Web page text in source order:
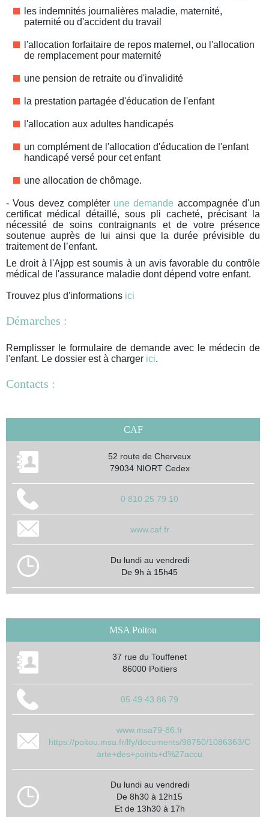
les indemnités journalières maladie, maternité,
paternité ou d'accident du travail
l'allocation forfaitaire de repos maternel, ou l'allocation
de remplacement pour maternité
une pension de retraite ou d'invalidité
la prestation partagée d'éducation de l'enfant
l'allocation aux adultes handicapés
un complément de l'allocation d'éducation de l'enfant
handicapé versé pour cet enfant
une allocation de chômage.
- Vous devez compléter une demande accompagnée d'un
certificat médical détaillé, sous pli cacheté, précisant la
nécessité de soins contraignants et de votre présence
soutenue auprès de lui ainsi que la durée prévisible du
traitement de l’enfant.
Le droit à l'Ajpp est soumis à un avis favorable du contrôle
médical de l'assurance maladie dont dépend votre enfant.
Trouvez plus d'informations ici
Démarches :
Remplisser le formulaire de demande avec le médecin de
l'enfant. Le dossier est à charger ici.
Contacts :
CAF
52 route de Cherveux
79034 NIORT Cedex
0 810 25 79 10
www.caf.fr
Du lundi au vendredi
De 9h à 15h45
MSA Poitou
37 rue du Touffenet
86000 Poitiers
05 49 43 86 79
www.msa79-86.fr
https://poitou.msa.fr/lfy/documents/98750/1086363/C
arte+des+points+d%27accu
Du lundi au vendredi
De 8h30 à 12h15
Et de 13h30 à 17h